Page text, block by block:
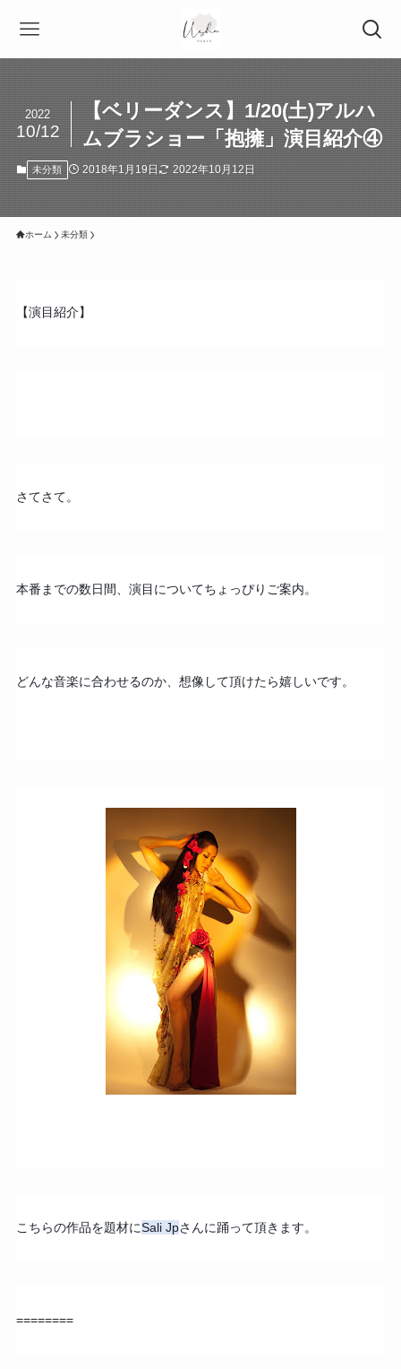
【ベリーダンス】1/20(土)アルハ
ムブラショー「抱擁」演目紹介④
2022
10/12
未分類 2018年1月19日 2022年10月12日
ホーム 未分類
【演目紹介】
さてさて。
本番までの数日間、演目についてちょっぴりご案内。
どんな音楽に合わせるのか、想像して頂けたら嬉しいです。
こちらの作品を題材にSali Jpさんに踊って頂きます。
========